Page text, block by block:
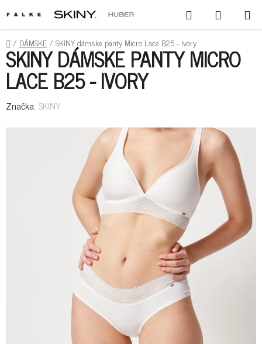
NA
OBSAH
HĽADAŤ
KOŠÍK
DOMOV
/ DÁMSKE/ SKINY dámske panty Micro Lace B25 - ivory
SKINY DÁMSKE PANTY MICRO
LACE B25 - IVORY
Značka: SKINY